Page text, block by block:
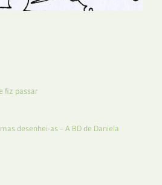
fiz passar
desenhei-as – A BD de Daniela